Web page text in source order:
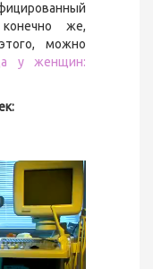
же,
можно
у женщин: